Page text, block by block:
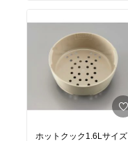
ホットクック1.6Lサイズ